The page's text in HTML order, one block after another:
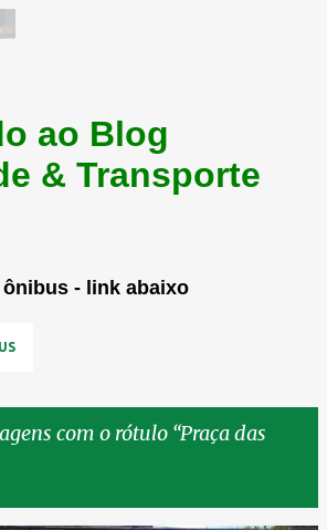
ao Blog
& Transporte
- link abaixo
com o rótulo Praça das